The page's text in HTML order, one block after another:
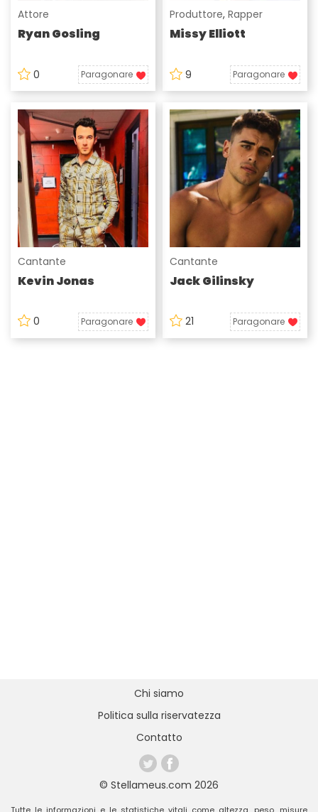
Attore
Ryan Gosling
0 Paragonare
Produttore, Rapper
Missy Elliott
9 Paragonare
Cantante
Kevin Jonas
0 Paragonare
Cantante
Jack Gilinsky
21 Paragonare
© Stellameus.com 2026
Chi siamo
Politica sulla riservatezza
Contatto